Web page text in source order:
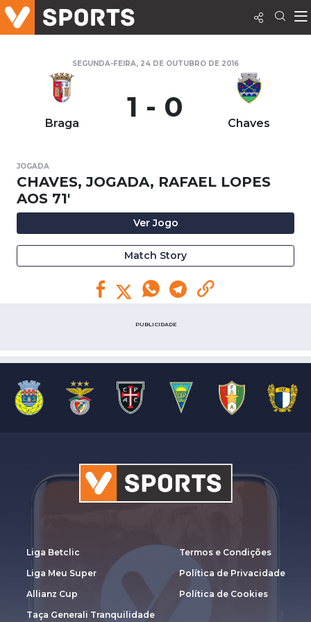
SEGUNDA-FEIRA, 24 DE OUTUBRO DE 2016
Braga 1 - 0 Chaves
JOGADA
CHAVES, JOGADA, RAFAEL LOPES
AOS 71'
Ver Jogo
Match Story
PUBLICIDADE
Liga Betclic
Liga Meu Super
Allianz Cup
Taça Generali Tranquilidade
Termos e Condições
Política de Privacidade
Política de Cookies